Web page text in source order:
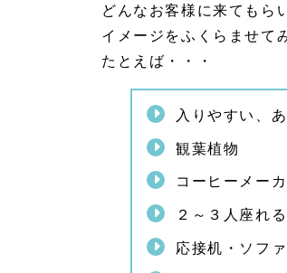
1.
2.
2.
事業
画・
資金
どんなお客様に来てもら
イメージをふくらませて
たとえば・・・
入りやすい、
観葉植物
コーヒーメー
２～３人座れ
応接机・ソファ